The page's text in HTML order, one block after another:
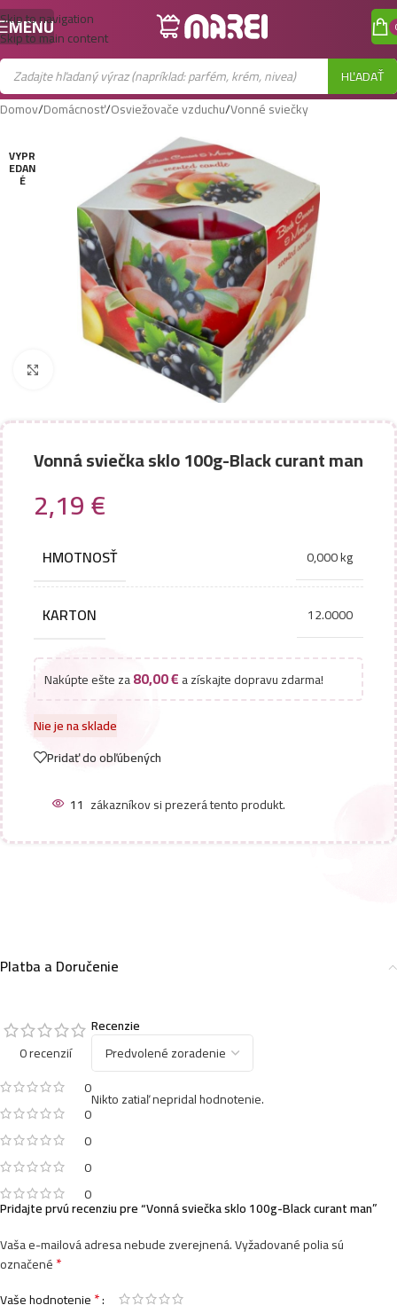
Skip to navigation
Skip to main content
MENU
HĽADAŤ
Domov/Domácnosť/Osviežovače vzduchu/Vonné sviečky
VYPR
EDAN
É
Zobraziť väčší obrázok
Vonná sviečka sklo 100g-Black curant man
2,19€
HMOTNOSŤ 0,000 kg
KARTON 12.0000
Nakúpte ešte za80,00€a získajte dopravu zdarma!
Nie je na sklade
Pridať do obľúbených
11 zákazníkov si prezerá tento produkt.
Platba a Doručenie
0 recenzií
0
0
0
0
0
Recenzie
Nikto zatiaľ nepridal hodnotenie.
Pridajte prvú recenziu pre “Vonná sviečka sklo 100g-Black curant man”
Vaša e-mailová adresa nebude zverejnená.Vyžadované polia sú
označené*
Vaše hodnotenie*